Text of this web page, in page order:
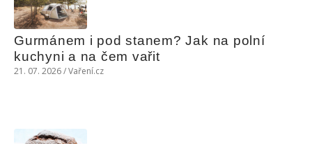
Gurmánem i pod stanem? Jak na polní
kuchyni a na čem vařit
21. 07. 2026 / Vaření.cz